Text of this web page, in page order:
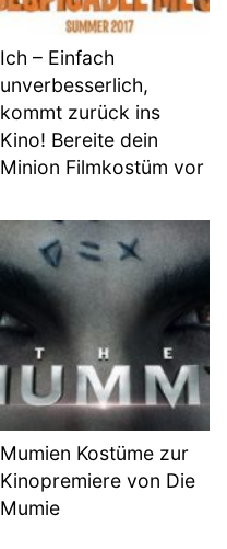
Ich – Einfach
unverbesserlich,
kommt zurück ins
Kino! Bereite dein
Minion Filmkostüm vor
Mumien Kostüme zur
Kinopremiere von Die
Mumie